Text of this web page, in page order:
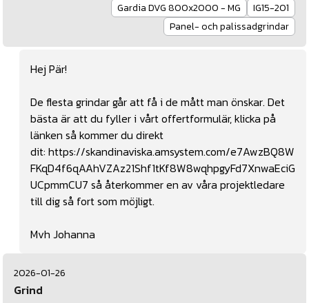
Gardia DVG 800x2000 - MG
IG15-201
Panel- och palissadgrindar
Hej Pär!
De flesta grindar går att få i de mått man önskar. Det
bästa är att du fyller i vårt offertformulär, klicka på
länken så kommer du direkt
dit: https://skandinaviska.amsystem.com/e7AwzBQ8W
FKqD4f6qAAhVZAz21Shf1tKf8W8wqhpgyFd7XnwaEciG
UCpmmCU7 så återkommer en av våra projektledare
till dig så fort som möjligt.
Mvh Johanna
2026-01-26
Grind